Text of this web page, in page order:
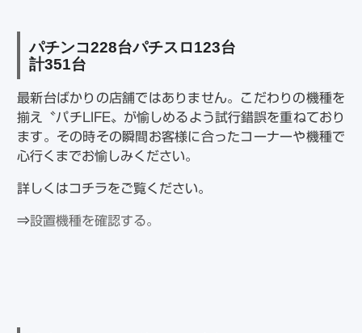
パチンコ228台パチスロ123台
計351台
最新台ばかりの店舗ではありません。こだわりの機種を
揃え〝パチLIFE〟が愉しめるよう試行錯誤を重ねており
ます。その時その瞬間お客様に合ったコーナーや機種で
心行くまでお愉しみください。
詳しくはコチラをご覧ください。
⇒設置機種を確認する。